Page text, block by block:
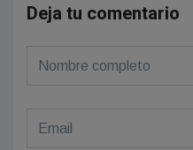
Deja tu comentario